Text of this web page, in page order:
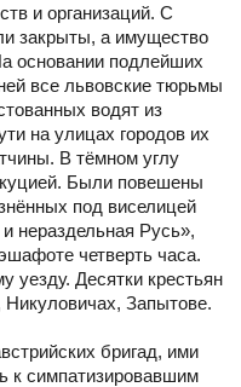
и организаций. С
закрыты, а имущество
основании подлейших
все львовские тюрьмы
водят из
на улицах городов их
В тёмном углу
Были повешены
под виселицей
нераздельная Русь»,
четверть часа.
уезду. Десятки крестьян
Запытове.
бригад, ими
к симпатизировавшим